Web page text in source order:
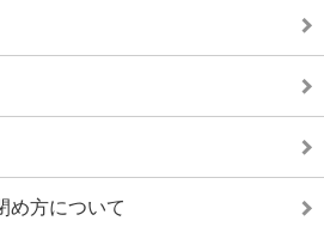
め方について